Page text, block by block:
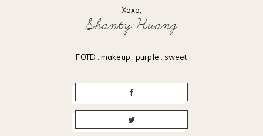
Xoxo,
Shanty Huang
FOTD .makeup .purple .sweet